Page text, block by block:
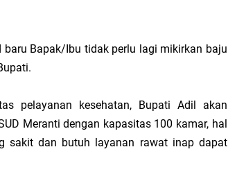
Bapak/Ibu tidak perlu lagi mikirkan baju
pelayanan kesehatan, Bupati Adil akan
Meranti dengan kapasitas 100 kamar, hal
sakit dan butuh layanan rawat inap dapat